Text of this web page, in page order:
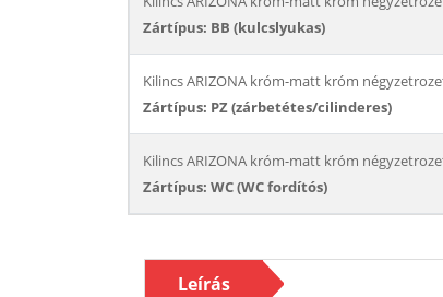
Zártípus: BB (kulcslyukas)
Kilincs ARIZONA króm-matt króm
Zártípus: PZ (zárbetétes/cilinderes)
Kilincs ARIZONA króm-matt króm
Zártípus: WC (WC fordítós)
Leírás